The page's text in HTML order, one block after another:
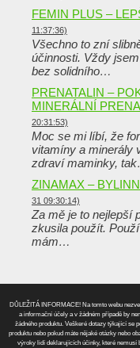
FEMIN PLUS –
11:37:36)
Všechno to zní
účinnosti. Vždy
bez solidního…
PRENATALIN –
MINERÁLNÍ
20:31:53)
Moc se mi líbí, že
vitamíny a minerály
zdraví maminky,
ZINAMAX –
31 09:30:14)
Za mě je to nejlepší
zkusila použít.
mám…
DŮLEŽITÁ INFORMACE! Na tomto webu
a informační účely a v žádném případě by
žádného produktu. Veškeré dotazy týkající se
produktu nebo pokud máte nějaké otázky nebo
výroky lidí deklarujících účinky, které nemusí